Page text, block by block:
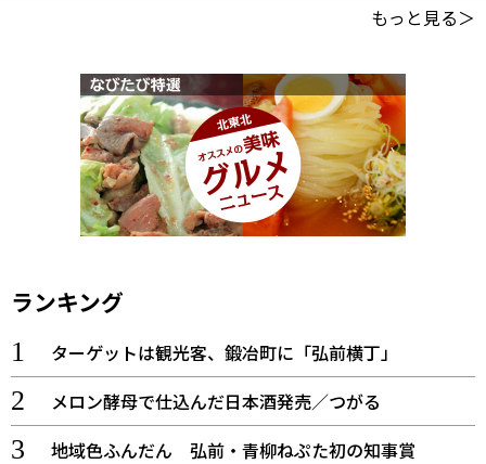
もっと見る＞
ランキング
ターゲットは観光客、鍛冶町に「弘前横丁」
メロン酵母で仕込んだ日本酒発売／つがる
地域色ふんだん 弘前・青柳ねぷた初の知事賞